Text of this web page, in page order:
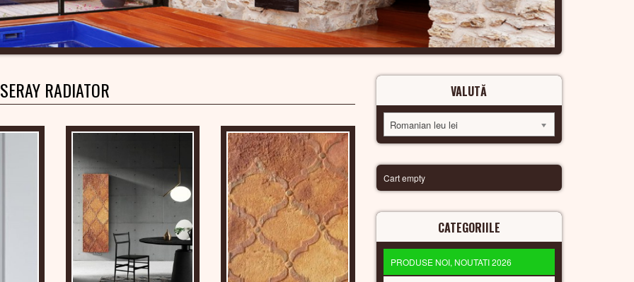
SERAY RADIATOR VALUTĂ
Romanian leu lei
Cart empty
CATEGORIILE
PRODUSE NOI, NOUTATI 2026